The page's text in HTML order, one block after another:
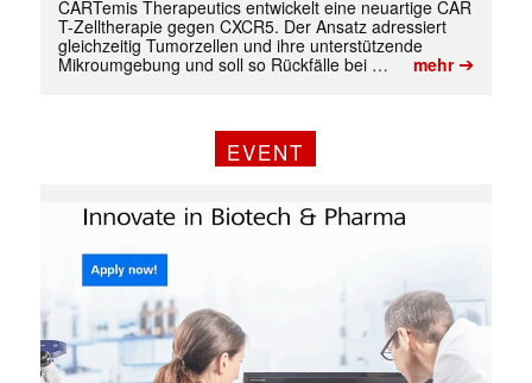
CARTemis Therapeutics entwickelt eine neuartige CAR
T-Zelltherapie gegen CXCR5. Der Ansatz adressiert
gleichzeitig Tumorzellen und ihre unterstützende
Mikroumgebung und soll so Rückfälle bei …
mehr➔
EVENT